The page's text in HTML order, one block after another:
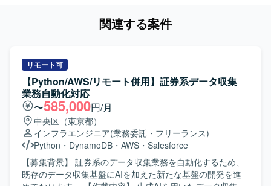
関連する案件
リモート可
【Python/AWS/リモート併用】証券系データ収集
業務自動化対応
〜585,000円/月
中央区（東京都）
インフラエンジニア(業務委託・フリーランス)
Python ・ DynamoDB ・ AWS ・ Salesforce
【募集背景】 証券系のデータ収集業務を自動化するため、
既存のデータ収集基盤にAIを加えた新たな基盤の開発を進